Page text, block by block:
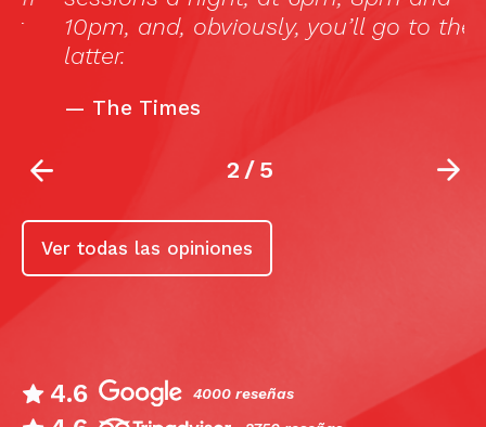
10pm, and, obviously, you’ll go to the
latter.
The Times
2/5
Ver todas las opiniones
4.6 4000 reseñas